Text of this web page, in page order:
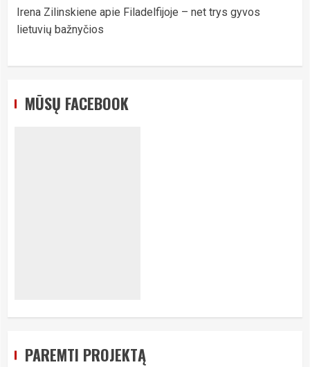
Irena Zilinskiene apie Filadelfijoje – net trys gyvos
lietuvių bažnyčios
MŪSŲ FACEBOOK
PAREMTI PROJEKTĄ